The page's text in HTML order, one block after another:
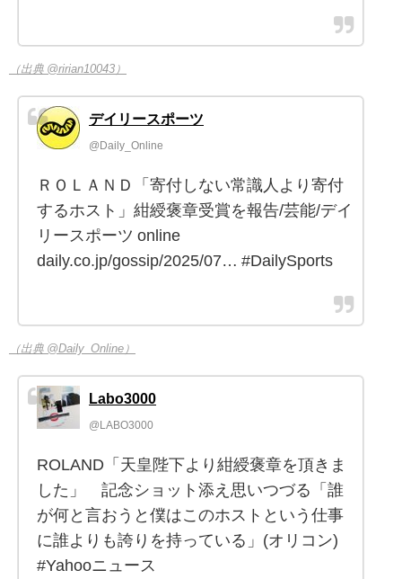
（出典 @ririan10043）
デイリースポーツ
@Daily_Online
ＲＯＬＡＮＤ「寄付しない常識人より寄付
するホスト」紺綬褒章受賞を報告/芸能/デイ
リースポーツ online
daily.co.jp/gossip/2025/07… #DailySports
（出典 @Daily_Online）
Labo3000
@LABO3000
ROLAND「天皇陛下より紺綬褒章を頂きま
した」 記念ショット添え思いつづる「誰
が何と言おうと僕はこのホストという仕事
に誰よりも誇りを持っている」(オリコン)
#Yahooニュース